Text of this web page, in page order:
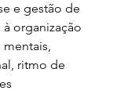
e gestão de
organização
ritmo de